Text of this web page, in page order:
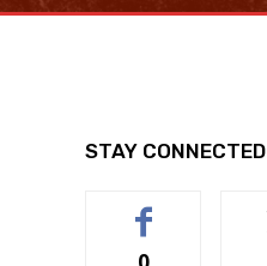
STAY CONNECTED